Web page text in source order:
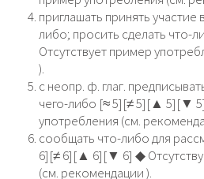
приглашать принять
либо; просить сделать
Отсутствует пример
).
с неопр. ф. глаг.
чего-либо [≈ 5][≠ 5][▲ 5][▼
употребления (см.
сообщать что-либо для
6][≠ 6][▲ 6][▼ 6] ◆
(см. рекомендации ).